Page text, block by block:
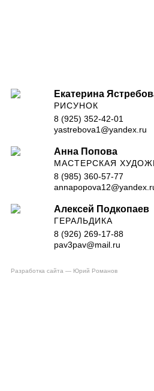
Екатерина
РИСУНОК
8 (925) 352-42-01
yastrebova1@yandex.ru
Анна Попова
МАСТЕРСКАЯ
8 (985) 360-57-77
Алексей Подкопаев
ГЕРАЛЬДИКА
8 (926) 269-17-88
pav3pav@mail.ru
Разработка сайта — Юрий Романов